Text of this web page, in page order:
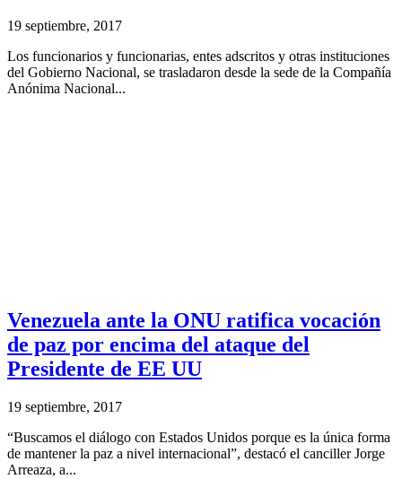
19 septiembre, 2017
Los funcionarios y funcionarias, entes adscritos y otras instituciones
del Gobierno Nacional, se trasladaron desde la sede de la Compañía
Anónima Nacional...
Venezuela ante la ONU ratifica vocación
de paz por encima del ataque del
Presidente de EE UU
19 septiembre, 2017
“Buscamos el diálogo con Estados Unidos porque es la única forma
de mantener la paz a nivel internacional”, destacó el canciller Jorge
Arreaza, a...